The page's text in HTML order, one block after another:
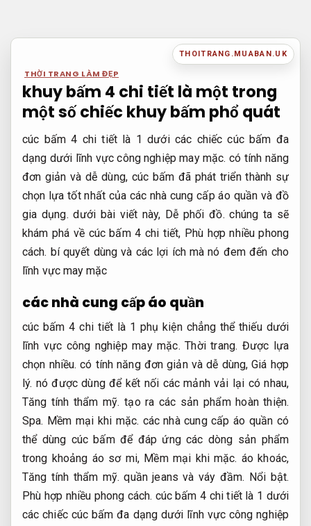
nội
THOITRANG.MUABAN.UK
THỜI TRANG LÀM ĐẸP
khuy bấm 4 chi tiết là một trong
một số chiếc khuy bấm phổ quát
cúc bấm 4 chi tiết là 1 dưới các chiếc cúc bấm đa
dạng dưới lĩnh vực công nghiệp may mặc. có tính năng
đơn giản và dễ dùng, cúc bấm đã phát triển thành sự
chọn lựa tốt nhất của các nhà cung cấp áo quần và đồ
gia dụng. dưới bài viết này, Dễ phối đồ. chúng ta sẽ
khám phá về cúc bấm 4 chi tiết, Phù hợp nhiều phong
cách. bí quyết dùng và các lợi ích mà nó đem đến cho
lĩnh vực may mặc
các nhà cung cấp áo quần
cúc bấm 4 chi tiết là 1 phụ kiện chẳng thể thiếu dưới
lĩnh vực công nghiệp may mặc.Thời trang. Được lựa
chọn nhiều. có tính năng đơn giản và dễ dùng,Giá hợp
lý. nó được dùng để kết nối các mảnh vải lại có nhau,
Tăng tính thẩm mỹ. tạo ra các sản phẩm hoàn thiện.
Spa. Mềm mại khi mặc. các nhà cung cấp áo quần có
thể dùng cúc bấm để đáp ứng các dòng sản phẩm
trong khoảng áo sơ mi, Mềm mại khi mặc. áo khoác,
Tăng tính thẩm mỹ. quần jeans và váy đầm. Nổi bật.
Phù hợp nhiều phong cách. cúc bấm 4 chi tiết là 1 dưới
các chiếc cúc bấm đa dạng dưới lĩnh vực công nghiệp